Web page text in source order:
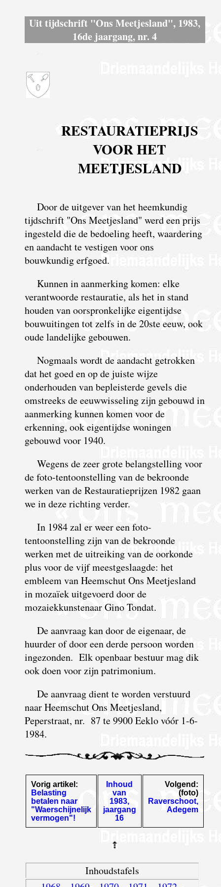
Uit tijdschrift "Ons Meetjesland", 1983,
16de jaargang, nr. 4
RESTAURATIEPRIJS
VOOR HET
MEETJESLAND
Door de uitgever van het heemkundig
tijdschrift "Ons Meetjesland" werd een prijs
ingesteld die de bedoeling heeft, waardering
en aandacht te vestigen voor ons
bouwkundig erfgoed.
Kunnen in aanmerking komen: elke
verantwoorde restauratie, als het in stand
houden van oorspronkelijke eigentijdse
bouwuitingen tot zelfs in de 20ste eeuw, ook
oude landelijke gebouwen.
Nogmaals wordt de aandacht getrokken
dat het goed en op de juiste wijze
onderhouden van bepleisterde gevels die
omstreeks de eeuwwisseling zijn gebouwd in
aanmerking kunnen komen voor de
erkenning, ook eigentijdse woningen
gebouwd voor 1940.
Wegens de zeer grote belangstelling voor
de foto-tentoonstelling van de bekroonde
werken van de Restauratieprijzen 1982 gaan
we in deze richting verder.
In 1984 zal er weer een foto-
tentoonstelling zijn van de bekroonde
werken met de uitreiking van de oorkonde
plus voor de vijf meestgeslaagde: het
embleem van Heemschut Ons Meetjesland
in mozaïek uitgevoerd door de
mozaiekkunstenaar Gino Tondat.
De aanvraag kan door de eigenaar, de
huurder of door een derde persoon worden
ingezonden. Elk openbaar bestuur mag dik
ook doen voor zijn patrimonium.
De aanvraag dient te worden verstuurd
naar Heemschut Ons Meetjesland,
Peperstraat, nr. 87 te 9900 Eeklo vóór 1-6-
1984.
Vorig artikel:
Belasting
betalen naar
"Waerschijnelijk
vermogen"!
Inhoud
van
1983,
jaargang
16
Volgend:
(foto)
Raverschoot,
Adegem
Inhoudstafels